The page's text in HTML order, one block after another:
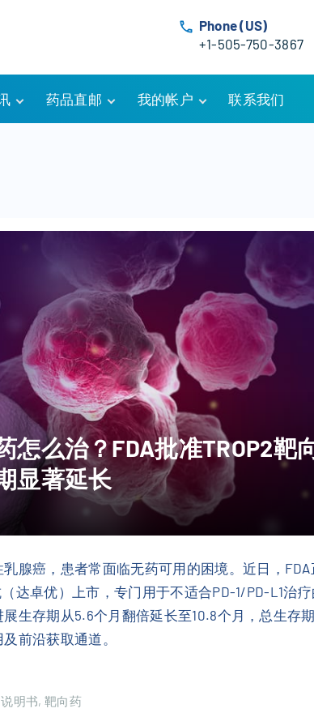
Phone (US)
+1-505-750-3867
南
药品直邮 我的帐户 联系我们
怎么治？FDA批准TROP2靶
显著延长
腺癌，患者常面临无药可用的困境。近日，
达卓优）上市，专门用于不适合PD-1/PD-L1治
生存期从5.6个月翻倍延长至10.8个月，总生存
前沿获取通道。
说明书 靶向药